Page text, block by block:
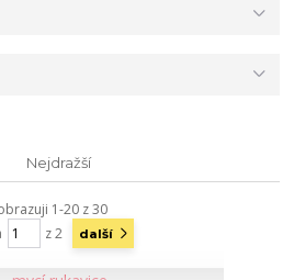
Nejdražší
1-20 z 30
z 2 další